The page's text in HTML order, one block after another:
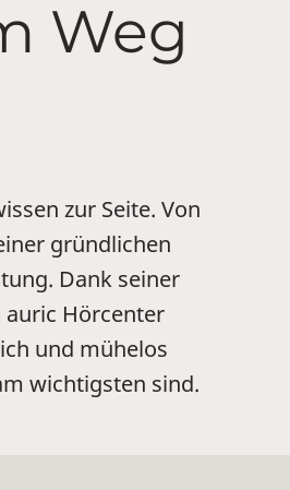
Weg
zur Seite. Von
gründlichen
Dank seiner
Hörcenter
und mühelos
wichtigsten sind.